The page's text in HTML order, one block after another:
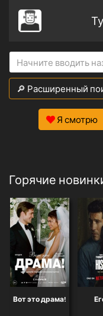
🔎 Расширенный
Я смотрю
Горячие
Вот это драма!